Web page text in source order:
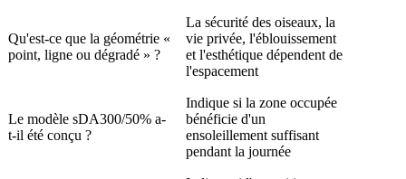
Qu'est-ce que la géométrie «
point, ligne ou dégradé » ?
La sécurité des oiseaux, la
vie privée, l'éblouissement
et l'esthétique dépendent de
l'espacement
Le modèle sDA300/50% a-
t-il été conçu ?
Indique si la zone occupée
bénéficie d'un
ensoleillement suffisant
pendant la journée